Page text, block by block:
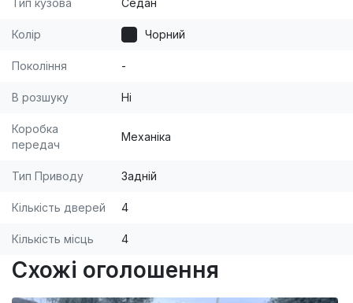
Тип кузова Седан
Колір Чорний
Покоління -
В розшуку Ні
Коробка
передач
Механіка
Тип Приводу Задній
Кількість дверей 4
Кількість місць 4
Схожі оголошення